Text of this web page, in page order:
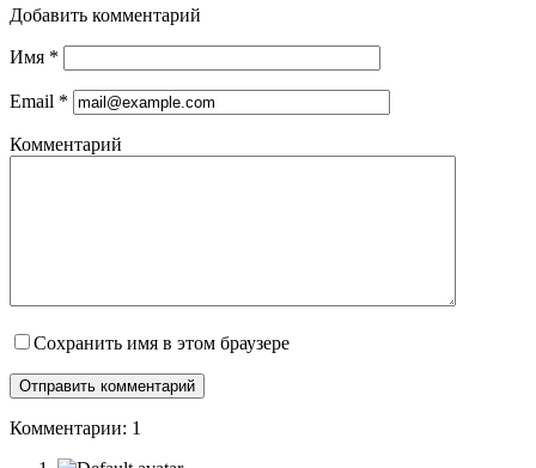
Добавить комментарий
Имя *
Email *
Комментарий
Сохранить имя в этом браузере
Комментарии: 1